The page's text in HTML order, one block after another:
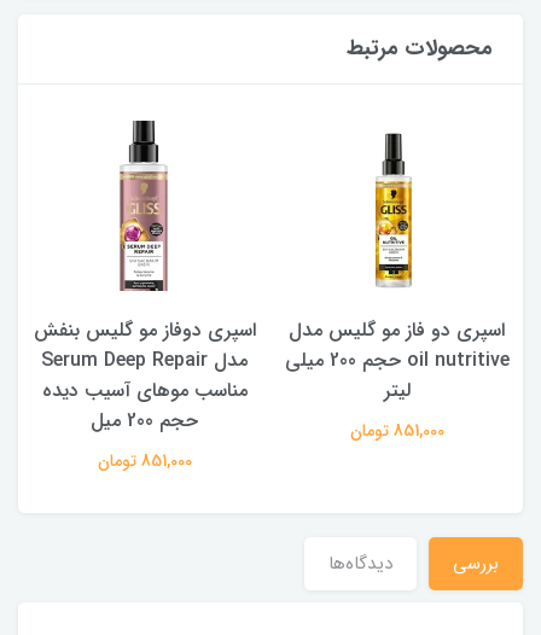
محصولات مرتبط
مو گلیس مدل
oil nutritive حجم 200 میلی
اسپری دوفاز مو گلیس بنفش
مدل Serum Deep Repair
مناسب موهای آسیب دیده
اسپری گلیس
بررسی دیدگاه‌ها